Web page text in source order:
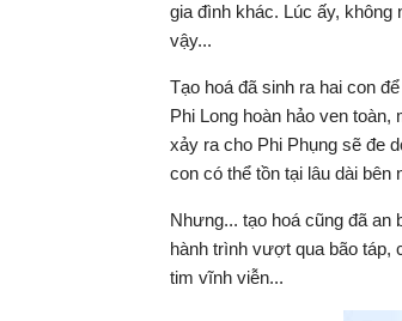
gia đình khác. Lúc ấy,
vậy...
Tạo hoá đã sinh ra hai con
Phi Long hoàn hảo ven
xảy ra cho Phi Phụng sẽ đe
con có thể tồn tại lâu dài bên
Nhưng... tạo hoá cũng đã an
hành trình vượt qua bão táp,
tim vĩnh viễn...